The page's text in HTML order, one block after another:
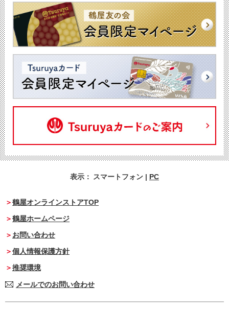
表示： スマートフォン | PC
鶴屋オンラインストアTOP
鶴屋ホームページ
お問い合わせ
個人情報保護方針
推奨環境
メールでのお問い合わせ